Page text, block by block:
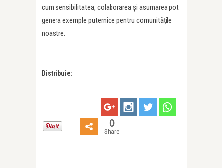
cum sensibilitatea, colaborarea și asumarea pot
genera exemple puternice pentru comunitățile
noastre.
Distribuie:
0
Share